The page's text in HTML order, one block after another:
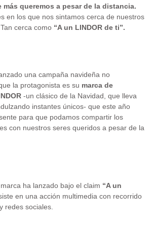
queremos a pesar de la distancia.
en los que nos sintamos cerca de nuestros
cerca como “A un LINDOR de ti”.
una campaña navideña no
la protagonista es su marca de
-un clásico de la Navidad, que lleva
instantes únicos- que este año
para que podamos compartir los
con nuestros seres queridos a pesar de la
ha lanzado bajo el claim “A un
en una acción multimedia con recorrido
redes sociales.